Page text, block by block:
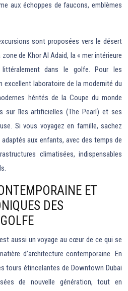
aux échoppes de faucons, emblèmes
sont proposées vers le désert
de Khor Al Adaid, la « mer intérieure
dans le golfe. Pour les
laboratoire de la modernité du
hérités de la Coupe du monde
sur îles artificielles (The Pearl) et ses
Si vous voyagez en famille, sachez
aux enfants, avec des temps de
climatisées, indispensables
ET
DES
aussi un voyage au cœur de ce qui se
d’architecture contemporaine. En
tours étincelantes de Downtown Dubai
de nouvelle génération, tout en